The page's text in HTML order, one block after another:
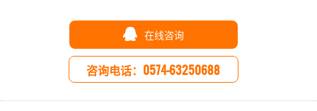
在线咨询
咨询电话：0574-63250688